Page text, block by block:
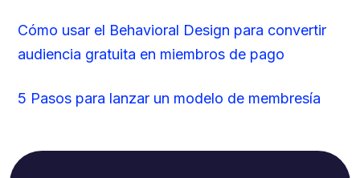
Cómo usar el Behavioral Design para convertir
audiencia gratuita en miembros de pago
5 Pasos para lanzar un modelo de membresía